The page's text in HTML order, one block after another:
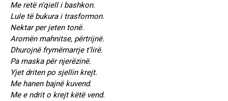
Me retë n’qiell i bashkon.
Lule të bukura i trasformon.
Nektar per jeten tonë.
Aromën mahnitse, përtrijnë.
Dhurojnë frymëmarrje t’lirë.
Pa maska për njerëzinë.
Yjet driten po sjellin krejt.
Me hanen bajnë kuvend.
Me e ndrit o krejt këtë vend.